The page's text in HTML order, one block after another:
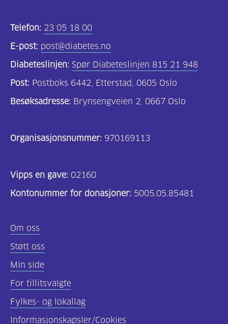
Telefon: 23 05 18 00
E-post: post@diabetes.no
Diabeteslinjen: Spør Diabeteslinjen 815 21 948
Post: Postboks 6442, Etterstad, 0605 Oslo
Besøksadresse: Brynsengveien 2, 0667 Oslo
Organisasjonsnummer: 970169113
Vipps en gave: 02160
Kontonummer for donasjoner: 5005.05.85481
Om oss
Støtt oss
Min side
For tillitsvalgte
Fylkes- og lokallag
Informasjonskapsler/Cookies